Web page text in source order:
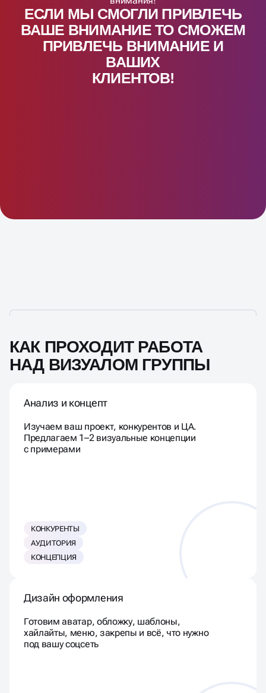
Мы сделали этот блок для привлечения
внимания!
ЕСЛИ МЫ СМОГЛИ ПРИВЛЕЧЬ
ВАШЕ ВНИМАНИЕ ТО СМОЖЕМ
ПРИВЛЕЧЬ ВНИМАНИЕ И
ВАШИX
КАК ПРОХОДИТ РАБОТА
Анализ и концепт
Изучаем ваш проект, конкурентов и ЦА.
Предлагаем 1–2 визуальные концепции
КОНКУРЕНТЫ
АУДИТОРИЯ
Дизайн оформления
Готовим аватар, обложку, шаблоны,
хайлайты, меню, закрепы и всё, что нужно